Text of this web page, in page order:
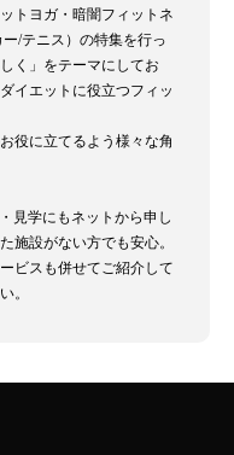
トヨガ・暗闇フィットネ
/テニス）の特集を行っ
く」をテーマにしてお
イエットに役立つフィッ
役に立てるよう様々な角
見学にもネットから申し
施設がない方でも安心。
ビスも併せてご紹介して
。